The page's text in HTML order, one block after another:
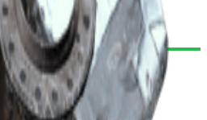
-70 mindre Raider-mynter